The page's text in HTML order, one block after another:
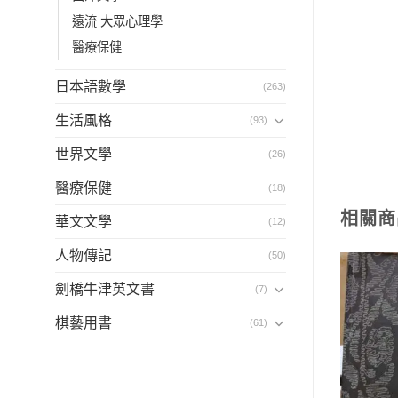
遠流 大眾心理學
醫療保健
日本語數學 (263)
生活風格 (93)
世界文學 (26)
醫療保健 (18)
華文文學 (12)
人物傳記 (50)
劍橋牛津英文書 (7)
棋藝用書 (61)
相關